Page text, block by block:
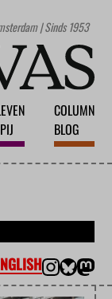
| Sinds 1953
COLUMN
BLOG